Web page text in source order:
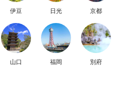
伊豆 日光 京都
山口 福岡 別府